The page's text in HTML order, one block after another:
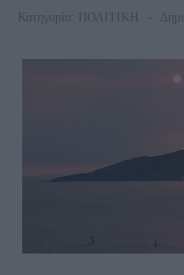
Κατηγορία: ΠΟΛΙΤΙΚΗ